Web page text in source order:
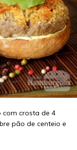
com crosta de 4
pão de centeio e